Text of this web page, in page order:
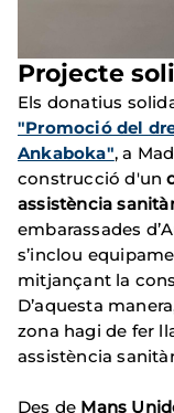
Projecte
Els donatius
"Promoció del
Ankaboka", a
construcció d'un
assistència
embarassades
s’inclou
mitjançant la
D’aquesta
zona hagi de fer
assistència
Des de Mans